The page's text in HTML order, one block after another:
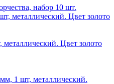
набор 10 шт.
Цвет золото
1 шт, металлический.